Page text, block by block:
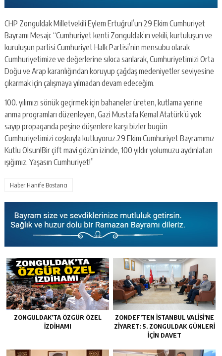
CHP Zonguldak Milletvekili Eylem Ertuğrul’un 29 Ekim Cumhuriyet
Bayramı Mesajı: “Cumhuriyet kenti Zonguldak’ın vekili, kurtuluşun ve
kuruluşun partisi Cumhuriyet Halk Partisi’nin mensubu olarak
Cumhuriyetimize ve değerlerine sıkıca sarılarak, Cumhuriyetimizi Orta
Doğu ve Arap karanlığından koruyup çağdaş medeniyetler seviyesine
çıkarmak için çalışmaya yılmadan devam edeceğim.
100. yılımızı sönük geçirmek için bahaneler üreten, kutlama yerine
anma programları düzenleyen, Gazi Mustafa Kemal Atatürk’ü yok
sayıp propaganda peşine düşenlere karşı bizler bugün
Cumhuriyetimizi coşkuyla kutluyoruz.29 Ekim Cumhuriyet Bayramımız
Kutlu Olsun!Bir çift mavi gözün izinde, 100 yıldır yolumuzu aydınlatan
ışığımız, Yaşasın Cumhuriyet!”
Haber:Hanife Bostancı
ZONGULDAK’TA ÖZGÜR ÖZEL
İZDIHAMI
ZONDEF’TEN İSTANBUL VALISI’NE
ZIYARET: 5. ZONGULDAK GÜNLERI
İÇIN DAVET